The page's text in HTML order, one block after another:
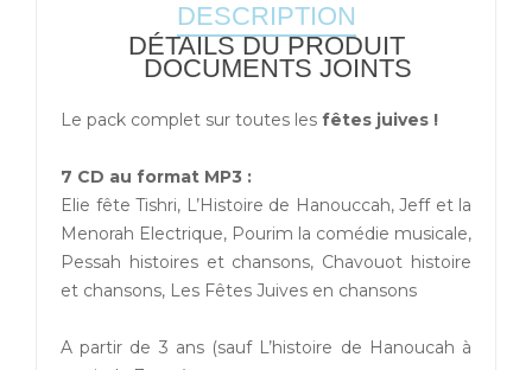
DESCRIPTION
DÉTAILS DU PRODUIT
DOCUMENTS JOINTS
Le pack complet sur toutes les fêtes juives !
7 CD au format MP3 :
Elie fête Tishri, L’Histoire de Hanouccah, Jeff et la
Menorah Electrique, Pourim la comédie musicale,
Pessah histoires et chansons, Chavouot histoire
et chansons, Les Fêtes Juives en chansons
A partir de 3 ans (sauf L’histoire de Hanoucah à